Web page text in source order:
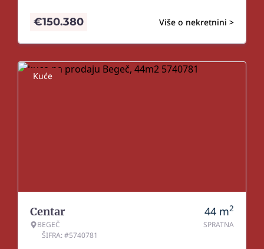
Više o nekretnini >
€150.380
Kuće
Centar
BEGEČ
ŠIFRA: #5740781
44 m2
SPRATNA